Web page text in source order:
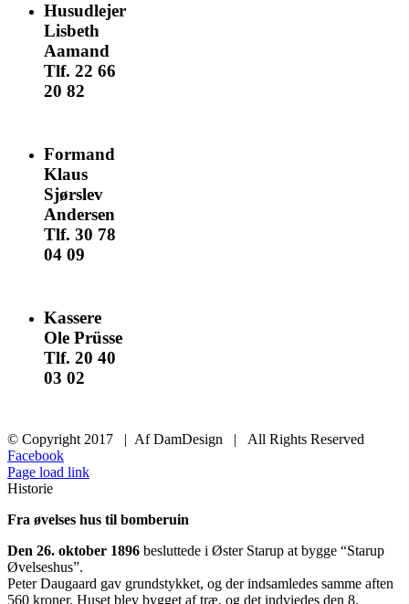
Husudlejer
Lisbeth
Aamand
Tlf. 22 66
20 82
Formand
Klaus
Sjørslev
Andersen
Tlf. 30 78
04 09
Kassere
Ole Prüsse
Tlf. 20 40
03 02
© Copyright 2017 | Af DamDesign | All Rights Reserved
Facebook
Page load link
Historie
Fra øvelses hus til bomberuin
Den 26. oktober 1896 besluttede i Øster Starup at bygge “Starup
Øvelseshus”.
Peter Daugaard gav grundstykket, og der indsamledes samme aften
560 kroner. Huset blev bygget af træ, og det indviedes den 8.